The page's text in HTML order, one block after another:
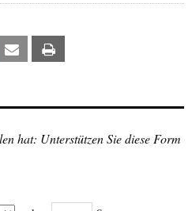
Email
hat: Unterstützen Sie diese Form